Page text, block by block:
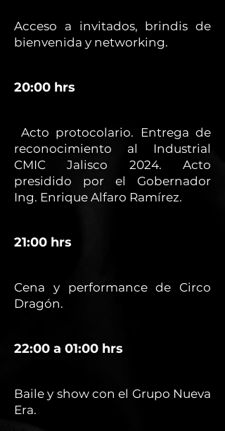
Acceso a invitados, brindis de
bienvenida y networking.
20:00 hrs
Acto protocolario. Entrega de
reconocimiento al Industrial
CMIC Jalisco 2024. Acto
presidido por el Gobernador
Ing. Enrique Alfaro Ramírez.
21:00 hrs
Cena y performance de Circo
Dragón.
22:00 a 01:00 hrs
Baile y show con el Grupo Nueva
Era.